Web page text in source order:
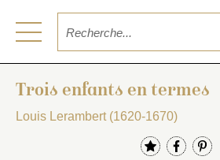
Trois enfants en termes
Louis Lerambert (1620-1670)